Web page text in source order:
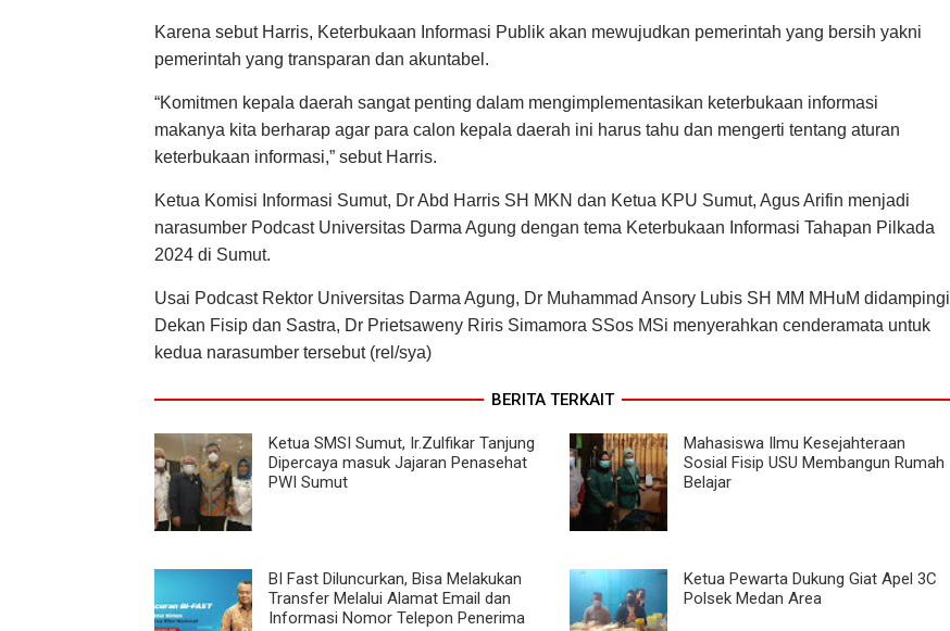
Karena sebut Harris, Keterbukaan Informasi Publik akan mewujudkan pemerintah yang bersih yakni
pemerintah yang transparan dan akuntabel.
“Komitmen kepala daerah sangat penting dalam mengimplementasikan keterbukaan informasi
makanya kita berharap agar para calon kepala daerah ini harus tahu dan mengerti tentang aturan
keterbukaan informasi,” sebut Harris.
Ketua Komisi Informasi Sumut, Dr Abd Harris SH MKN dan Ketua KPU Sumut, Agus Arifin menjadi
narasumber Podcast Universitas Darma Agung dengan tema Keterbukaan Informasi Tahapan Pilkada
2024 di Sumut.
Usai Podcast Rektor Universitas Darma Agung, Dr Muhammad Ansory Lubis SH MM MHuM didampingi
Dekan Fisip dan Sastra, Dr Prietsaweny Riris Simamora SSos MSi menyerahkan cenderamata untuk
kedua narasumber tersebut (rel/sya)
BERITA TERKAIT
Ketua SMSI Sumut, Ir.Zulfikar Tanjung
Dipercaya masuk Jajaran Penasehat
PWI Sumut
Mahasiswa Ilmu Kesejahteraan
Sosial Fisip USU Membangun Rumah
Belajar
BI Fast Diluncurkan, Bisa Melakukan
Transfer Melalui Alamat Email dan
Informasi Nomor Telepon Penerima
Ketua Pewarta Dukung Giat Apel 3C
Polsek Medan Area